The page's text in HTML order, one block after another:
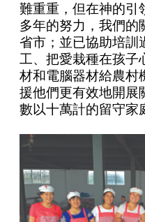
難重重，但在神的引
多年的努力，我們的
省市；並已協助培訓
工、把愛栽種在孩子
材和電腦器材給農村
援他們更有效地開展
數以十萬計的留守家